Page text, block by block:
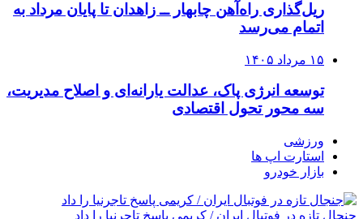
ریل‌گذاری راه‌آهن چابهار ــ زاهدان تا پایان مرداد به
اتمام می‌رسد
۱۵ مرداد ۱۴۰۵
توسعه انرژی پاک، عدالت یارانه‌ای و اصلاح مدیریت،
سه محور تحول اقتصادی
ورزشی
استارت اپ ها
بازار خودرو
جنجال تازه در فوتبال ایران / کریمی پاسخ تاجرنیا را داد